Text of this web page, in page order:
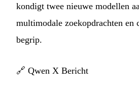
kondigt twee nieuwe modellen
multimodale zoekopdrachten en
begrip.
🔗 Qwen X Bericht